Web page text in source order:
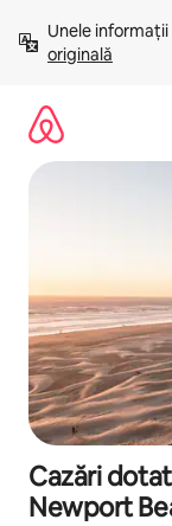
mergi
conținut
Unele
originală
Cazări
Newport